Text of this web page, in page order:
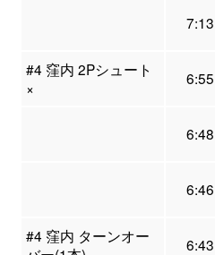
7:13
#4 窪内 2Pシュート
×
6:55
6:48
6:46
#4 窪内 ターンオー
6:43